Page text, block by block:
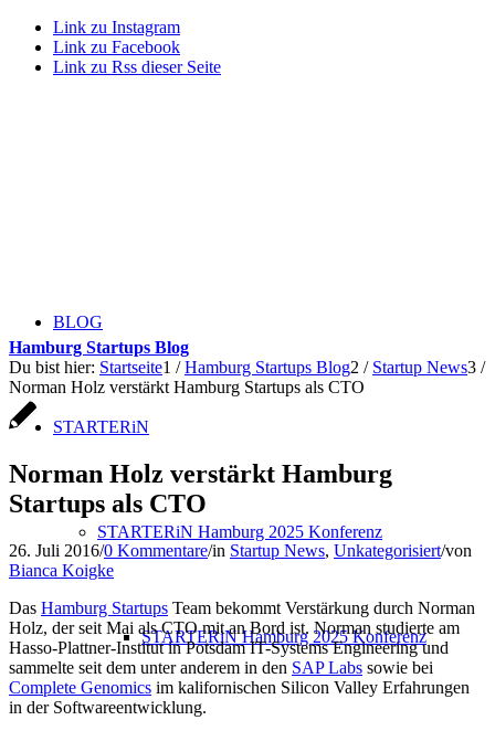
Link zu Instagram
Link zu Facebook
Link zu Rss dieser Seite
BLOG
STARTERiN
STARTERiN Hamburg 2025 Konferenz
STARTERiN Hamburg 2025 Konferenz
Hamburg Startups Blog
Du bist hier: Startseite1 / Hamburg Startups Blog2 / Startup News3 /
Norman Holz verstärkt Hamburg Startups als CTO
Norman Holz verstärkt Hamburg
Startups als CTO
26. Juli 2016/0 Kommentare/in Startup News, Unkategorisiert/von
Bianca Koigke
Das Hamburg Startups Team bekommt Verstärkung durch Norman
Holz, der seit Mai als CTO mit an Bord ist. Norman studierte am
Hasso-Plattner-Institut in Potsdam IT-Systems Engineering und
sammelte seit dem unter anderem in den SAP Labs sowie bei
Complete Genomics im kalifornischen Silicon Valley Erfahrungen
in der Softwareentwicklung.